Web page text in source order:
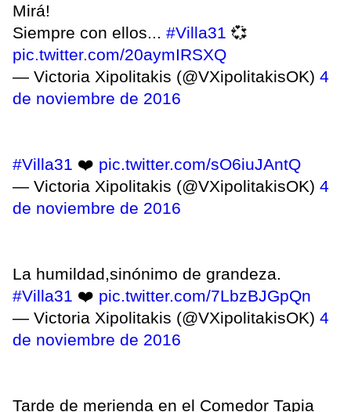
Mirá!
Siempre con ellos... #Villa31 💞
pic.twitter.com/20aymIRSXQ
— Victoria Xipolitakis (@VXipolitakisOK) 4
de noviembre de 2016
#Villa31 ❤️ pic.twitter.com/sO6iuJAntQ
— Victoria Xipolitakis (@VXipolitakisOK) 4
de noviembre de 2016
La humildad,sinónimo de grandeza.
#Villa31 ❤️ pic.twitter.com/7LbzBJGpQn
— Victoria Xipolitakis (@VXipolitakisOK) 4
de noviembre de 2016
Tarde de merienda en el Comedor Tapia